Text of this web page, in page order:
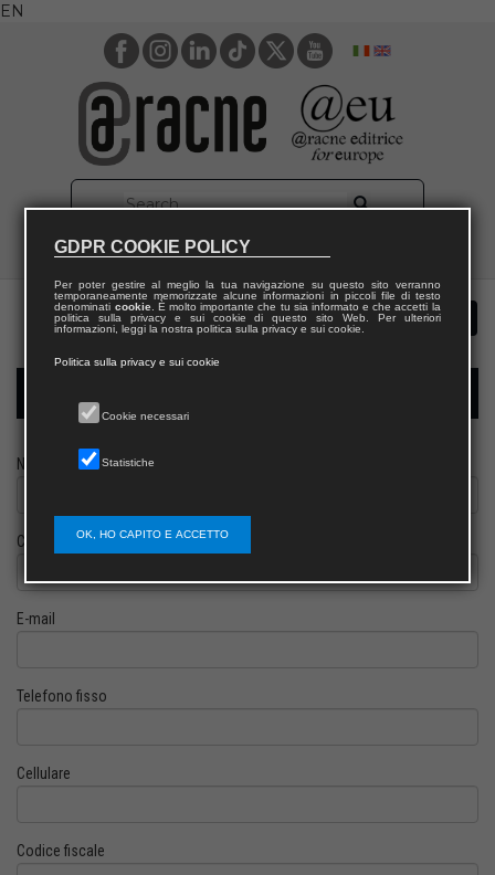
EN
Modulo richiesta saggio biblioteca
Nome
Cognome
E-mail
Telefono fisso
Cellulare
Codice fiscale
GDPR COOKIE POLICY
Per poter gestire al meglio la tua navigazione su questo sito verranno
temporaneamente memorizzate alcune informazioni in piccoli file di testo
denominati cookie. È molto importante che tu sia informato e che accetti la
politica sulla privacy e sui cookie di questo sito Web. Per ulteriori
informazioni, leggi la nostra politica sulla privacy e sui cookie.
Politica sulla privacy e sui cookie
Cookie necessari
Statistiche
OK, HO CAPITO E ACCETTO